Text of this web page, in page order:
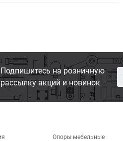
Подпишитесь на розничную
рассылку акций и новинок
Опоры мебельные